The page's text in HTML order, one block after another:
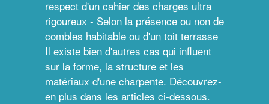
respect d'un cahier des charges ultra
rigoureux - Selon la présence ou non de
combles habitable ou d'un toit terrasse
Il existe bien d'autres cas qui influent
sur la forme, la structure et les
matériaux d'une charpente. Découvrez-
en plus dans les articles ci-dessous.